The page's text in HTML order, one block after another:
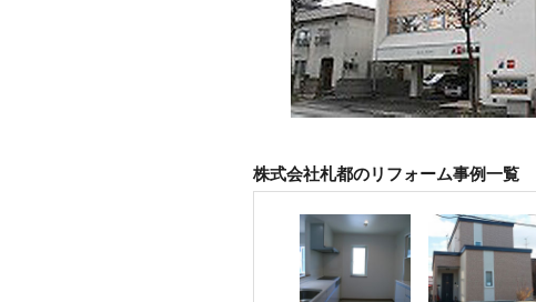
株式会社札都のリフォーム事例一覧